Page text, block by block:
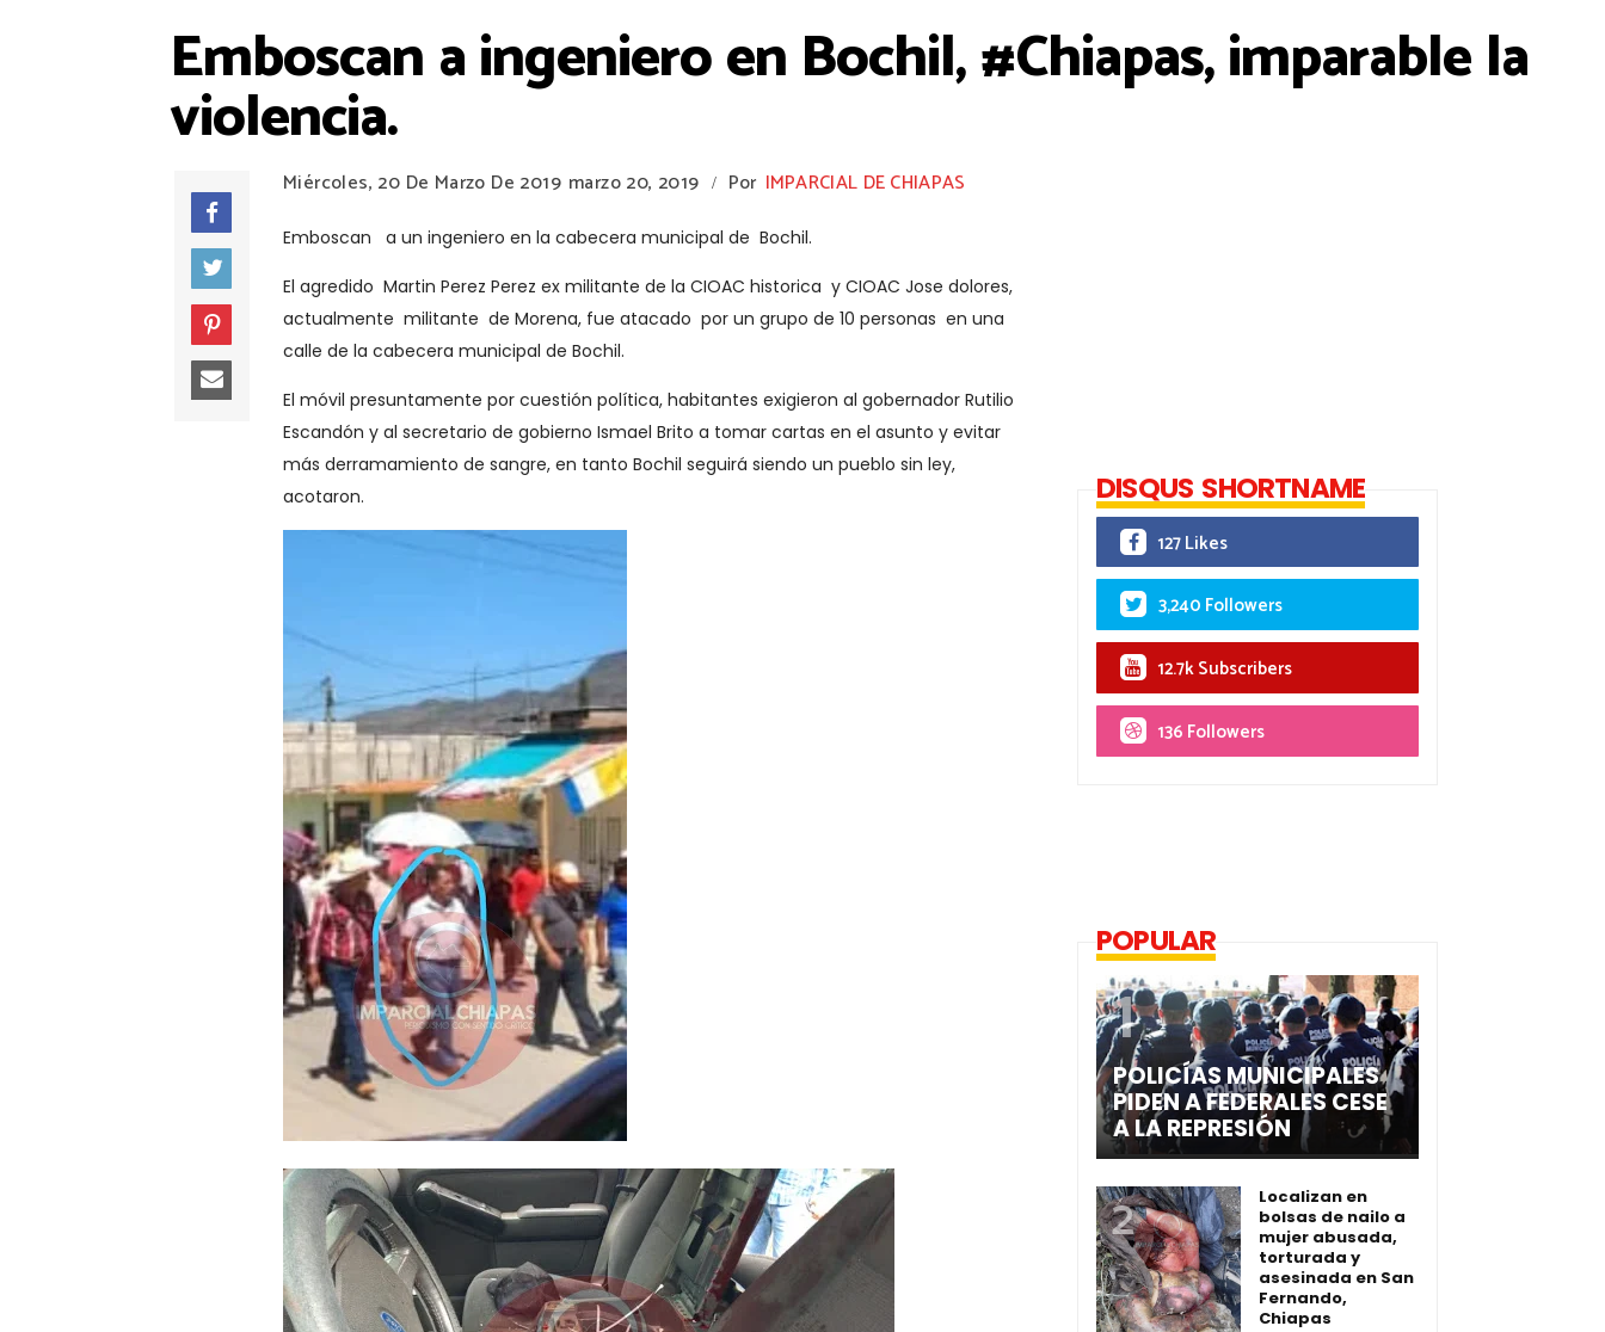
Emboscan a ingeniero en Bochil, #Chiapas, imparable la
violencia.
Miércoles, 20 De Marzo De 2019 marzo 20, 2019 / Por IMPARCIAL DE CHIAPAS
Emboscan a un ingeniero en la cabecera municipal de Bochil.
El agredido Martin Perez Perez ex militante de la CIOAC historica y CIOAC Jose dolores,
actualmente militante de Morena, fue atacado por un grupo de 10 personas en una
calle de la cabecera municipal de Bochil.
El móvil presuntamente por cuestión política, habitantes exigieron al gobernador Rutilio
Escandón y al secretario de gobierno Ismael Brito a tomar cartas en el asunto y evitar
más derramamiento de sangre, en tanto Bochil seguirá siendo un pueblo sin ley,
acotaron.
DISQUS SHORTNAME
127 Likes
3,240 Followers
12.7k Subscribers
136 Followers
POPULAR
POLICÍAS MUNICIPALES
PIDEN A FEDERALES CESE
A LA REPRESIÓN
Localizan en
bolsas de nailo a
mujer abusada,
torturada y
asesinada en San
Fernando,
Chiapas